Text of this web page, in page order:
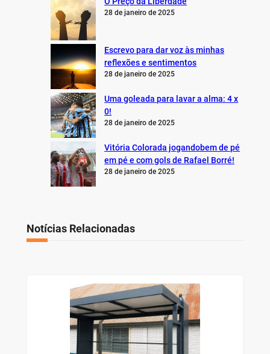
28 de janeiro de 2025
Escrevo para dar voz às minhas
reflexões e sentimentos
28 de janeiro de 2025
Uma goleada para lavar a alma: 4 x
0!
28 de janeiro de 2025
Vitória Colorada jogandobem de pé
em pé e com gols de Rafael Borré!
28 de janeiro de 2025
Notícias Relacionadas